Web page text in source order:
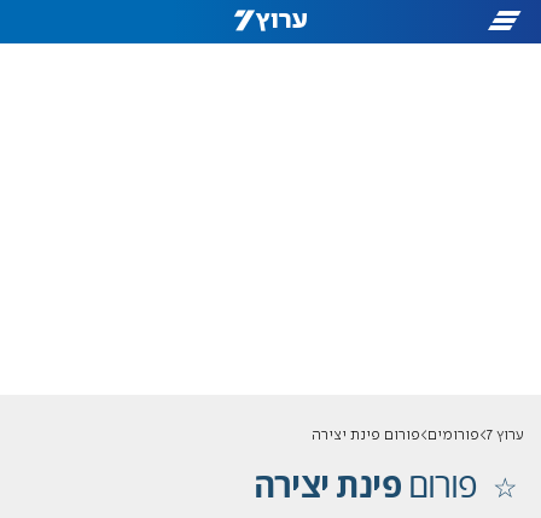
ערוץ 7 פורומים פורום פינת יצירה
פורוםפינת יצירה